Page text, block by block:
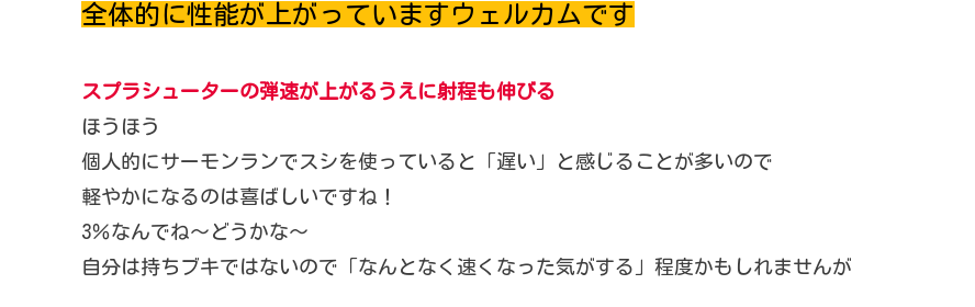
全体的に性能が上がっていますウェルカムです
スプラシューターの弾速が上がるうえに射程も伸びる
ほうほう
個人的にサーモンランでスシを使っていると「遅い」と感じることが多いので
軽やかになるのは喜ばしいですね！
3％なんでね～どうかな～
自分は持ちブキではないので「なんとなく速くなった気がする」程度かもしれませんが